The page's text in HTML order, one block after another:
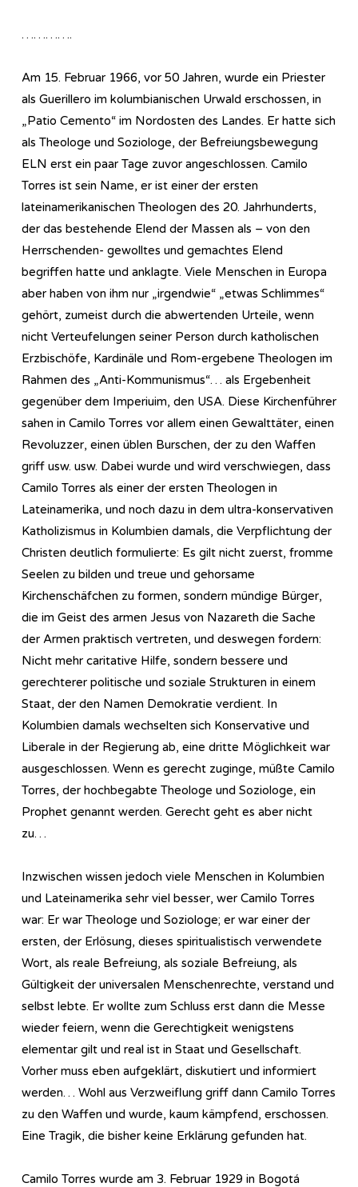
………….
Am 15. Februar 1966, vor 50 Jahren, wurde ein Priester
als Guerillero im kolumbianischen Urwald erschossen, in
„Patio Cemento“ im Nordosten des Landes. Er hatte sich
als Theologe und Soziologe, der Befreiungsbewegung
ELN erst ein paar Tage zuvor angeschlossen. Camilo
Torres ist sein Name, er ist einer der ersten
lateinamerikanischen Theologen des 20. Jahrhunderts,
der das bestehende Elend der Massen als – von den
Herrschenden- gewolltes und gemachtes Elend
begriffen hatte und anklagte. Viele Menschen in Europa
aber haben von ihm nur „irgendwie“ „etwas Schlimmes“
gehört, zumeist durch die abwertenden Urteile, wenn
nicht Verteufelungen seiner Person durch katholischen
Erzbischöfe, Kardinäle und Rom-ergebene Theologen im
Rahmen des „Anti-Kommunismus“… als Ergebenheit
gegenüber dem Imperiuim, den USA. Diese Kirchenführer
sahen in Camilo Torres vor allem einen Gewalttäter, einen
Revoluzzer, einen üblen Burschen, der zu den Waffen
griff usw. usw. Dabei wurde und wird verschwiegen, dass
Camilo Torres als einer der ersten Theologen in
Lateinamerika, und noch dazu in dem ultra-konservativen
Katholizismus in Kolumbien damals, die Verpflichtung der
Christen deutlich formulierte: Es gilt nicht zuerst, fromme
Seelen zu bilden und treue und gehorsame
Kirchenschäfchen zu formen, sondern mündige Bürger,
die im Geist des armen Jesus von Nazareth die Sache
der Armen praktisch vertreten, und deswegen fordern:
Nicht mehr caritative Hilfe, sondern bessere und
gerechterer politische und soziale Strukturen in einem
Staat, der den Namen Demokratie verdient. In
Kolumbien damals wechselten sich Konservative und
Liberale in der Regierung ab, eine dritte Möglichkeit war
ausgeschlossen. Wenn es gerecht zuginge, müßte Camilo
Torres, der hochbegabte Theologe und Soziologe, ein
Prophet genannt werden. Gerecht geht es aber nicht
zu…
Inzwischen wissen jedoch viele Menschen in Kolumbien
und Lateinamerika sehr viel besser, wer Camilo Torres
war: Er war Theologe und Soziologe; er war einer der
ersten, der Erlösung, dieses spiritualistisch verwendete
Wort, als reale Befreiung, als soziale Befreiung, als
Gültigkeit der universalen Menschenrechte, verstand und
selbst lebte. Er wollte zum Schluss erst dann die Messe
wieder feiern, wenn die Gerechtigkeit wenigstens
elementar gilt und real ist in Staat und Gesellschaft.
Vorher muss eben aufgeklärt, diskutiert und informiert
werden… Wohl aus Verzweiflung griff dann Camilo Torres
zu den Waffen und wurde, kaum kämpfend, erschossen.
Eine Tragik, die bisher keine Erklärung gefunden hat.
Camilo Torres wurde am 3. Februar 1929 in Bogotá